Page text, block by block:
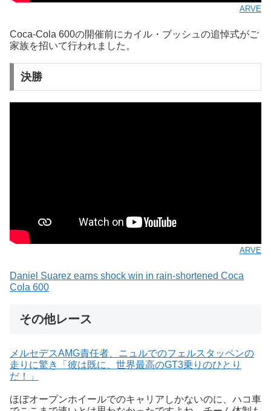
ARVE
Coca-Cola 600の開催前にカイル・ブッシュの追悼式がご
家族を招いて行われました。
決勝
ARVE
Daniel Suarez earns shock win in rain-shortened Coca
Cola 600
その他レース
メルセデスAMG責任者、ニュルでのフェルスタッペンの
走りに驚き「彼は既に、世界最高のGT3乗りのひとり
だ！」
ほぼオープンホイールでのキャリアしかないのに、ハコ車